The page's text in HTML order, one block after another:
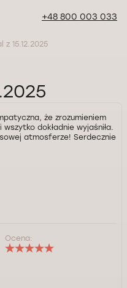
+48 800 003 033
z 15.12.2025
że zrozumieniem
dokładnie wyjaśniła.
atmosferze! Serdecznie
Ocena: